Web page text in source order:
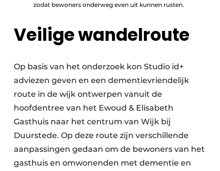
zodat bewoners onderweg even uit kunnen rusten.
Veilige wandelroute
Op basis van het onderzoek kon Studio id+
adviezen geven en een dementievriendelijk
route in de wijk ontwerpen vanuit de
hoofdentree van het Ewoud & Elisabeth
Gasthuis naar het centrum van Wijk bij
Duurstede. Op deze route zijn verschillende
aanpassingen gedaan om de bewoners van het
gasthuis en omwonenden met dementie en